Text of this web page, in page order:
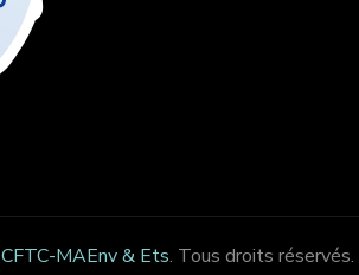
CFTC-MAEnv & Ets. Tous droits réservés.